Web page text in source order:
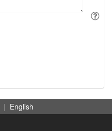
| English